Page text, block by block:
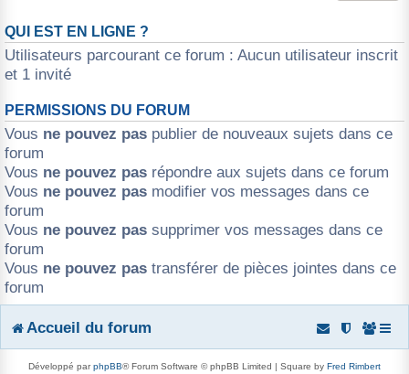
QUI EST EN LIGNE ?
Utilisateurs parcourant ce forum : Aucun utilisateur inscrit
et 1 invité
PERMISSIONS DU FORUM
Vous ne pouvez pas publier de nouveaux sujets dans ce
forum
Vous ne pouvez pas répondre aux sujets dans ce forum
Vous ne pouvez pas modifier vos messages dans ce
forum
Vous ne pouvez pas supprimer vos messages dans ce
forum
Vous ne pouvez pas transférer de pièces jointes dans ce
forum
Accueil du forum
Développé parphpBB® Forum Software © phpBB Limited | Square by Fred Rimbert